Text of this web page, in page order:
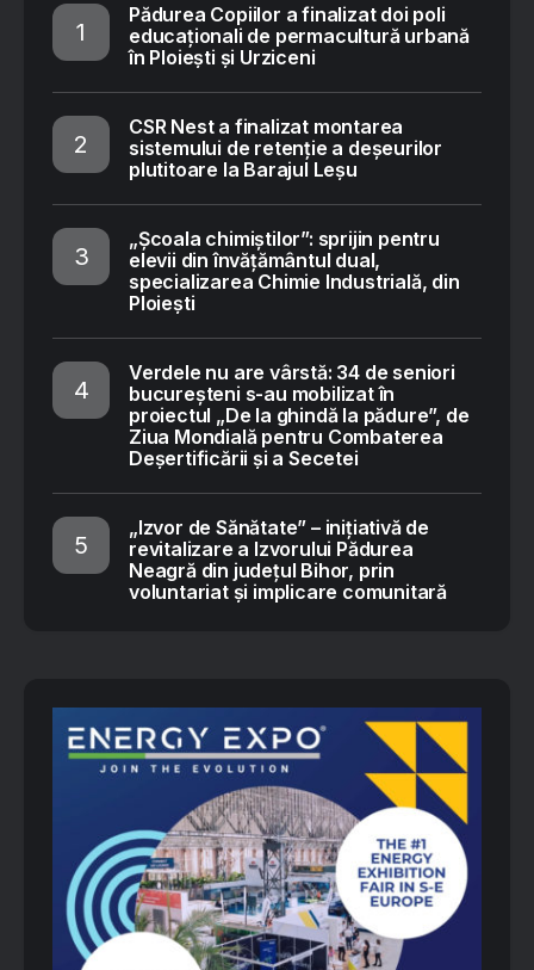
Pădurea Copiilor a finalizat doi poli
educaționali de permacultură urbană
în Ploiești și Urziceni
CSR Nest a finalizat montarea
sistemului de retenție a deșeurilor
plutitoare la Barajul Leșu
„Școala chimiștilor”: sprijin pentru
elevii din învățământul dual,
specializarea Chimie Industrială, din
Ploiești
Verdele nu are vârstă: 34 de seniori
bucureșteni s-au mobilizat în
proiectul „De la ghindă la pădure”, de
Ziua Mondială pentru Combaterea
Deșertificării și a Secetei
„Izvor de Sănătate” – inițiativă de
revitalizare a Izvorului Pădurea
Neagră din județul Bihor, prin
voluntariat și implicare comunitară